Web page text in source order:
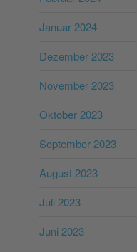
Januar 2024
Dezember 2023
November 2023
Oktober 2023
September 2023
August 2023
Juli 2023
Juni 2023